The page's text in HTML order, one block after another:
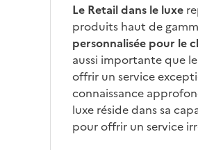
Le Retail dans le luxe
produits haut de
personnalisée pour le
aussi importante que
offrir un service
connaissance
luxe réside dans sa
pour offrir un service